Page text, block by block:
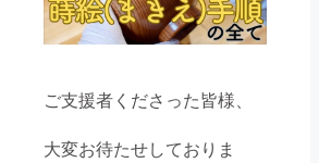
ご支援者くださった皆様、
大変お待たせしておりま